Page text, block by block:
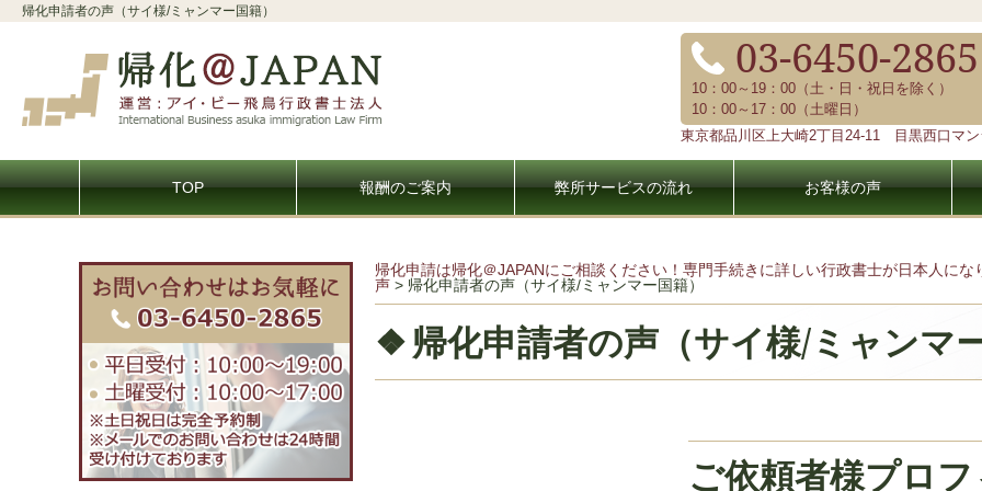
帰化申請者の声（サイ様/ミャンマー国籍）
03-6450-2865
10：00～19：00（土・日・祝日を除く）
10：00～17：00（土曜日）
東京都品川区上大崎2丁目24-11 目黒西口マ
TOP 報酬のご案内 弊所サービスの流れ お客様の声
帰化申請は帰化＠JAPANにご相談ください！専門手続きに詳しい行政書士が日本人に
声 > 帰化申請者の声（サイ様/ミャンマー国籍）
帰化申請者の声（サイ様/ミャンマ
ご依頼者様プロ